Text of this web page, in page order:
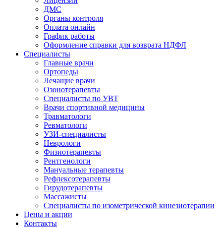
ДМС
Органы контроля
Оплата онлайн
График работы
Оформление справки для возврата НДФЛ
Специалисты
Главные врачи
Ортопеды
Лечащие врачи
Озонотерапевты
Специалисты по УВТ
Врачи спортивной медицины
Травматологи
Ревматологи
УЗИ-специалисты
Неврологи
Физиотерапевты
Рентгенологи
Мануальные терапевты
Рефлексотерапевты
Гирудотерапевты
Массажисты
Специалисты по изометрической кинезиотерапии
Цены и акции
Контакты